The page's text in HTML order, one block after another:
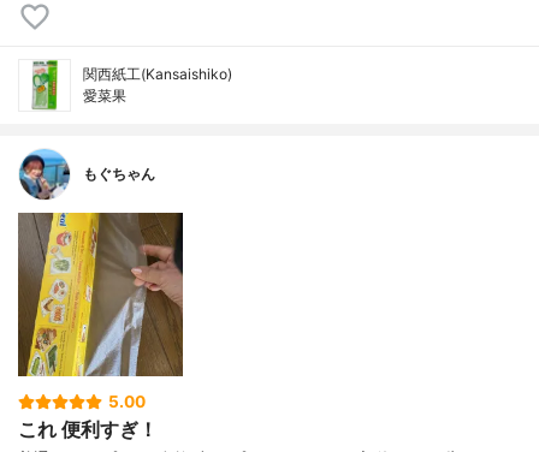
関西紙工(Kansaishiko)
愛菜果
もぐちゃん
5.00
これ 便利すぎ！